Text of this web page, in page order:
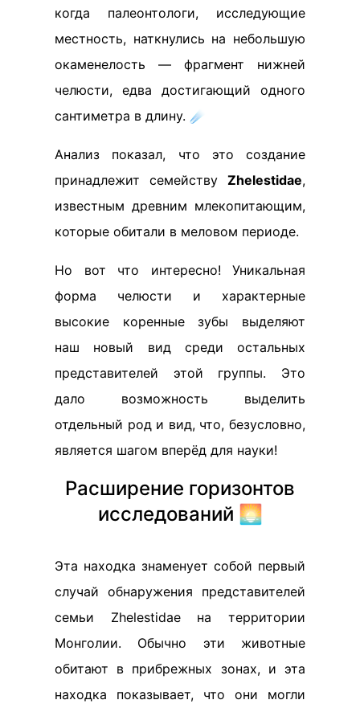
когда палеонтологи, исследующие
местность, наткнулись на небольшую
окаменелость — фрагмент нижней
челюсти, едва достигающий одного
сантиметра в длину. ☄️
Анализ показал, что это создание
принадлежит семейству Zhelestidae,
известным древним млекопитающим,
которые обитали в меловом периоде.
Но вот что интересно! Уникальная
форма челюсти и характерные
высокие коренные зубы выделяют
наш новый вид среди остальных
представителей этой группы. Это
дало возможность выделить
отдельный род и вид, что, безусловно,
является шагом вперёд для науки!
Расширение горизонтов
исследований 🌅
Эта находка знаменует собой первый
случай обнаружения представителей
семьи Zhelestidae на территории
Монголии. Обычно эти животные
обитают в прибрежных зонах, и эта
находка показывает, что они могли